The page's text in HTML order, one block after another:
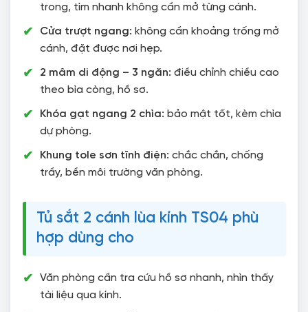
trong, tìm nhanh không cần mở từng cánh.
Cửa trượt ngang: không cần khoảng trống mở
cánh, đặt được nơi hẹp.
2 mâm di động – 3 ngăn: điều chỉnh chiều cao
theo bìa còng, hồ sơ.
Khóa gạt ngang 2 chìa: bảo mật tốt, kèm chìa
dự phòng.
Khung tole sơn tĩnh điện: chắc chắn, chống
trầy, bền môi trường văn phòng.
Tủ sắt 2 cánh lùa kính TS04 phù
hợp dùng cho
Văn phòng cần tra cứu hồ sơ nhanh, nhìn thấy
tài liệu qua kính.